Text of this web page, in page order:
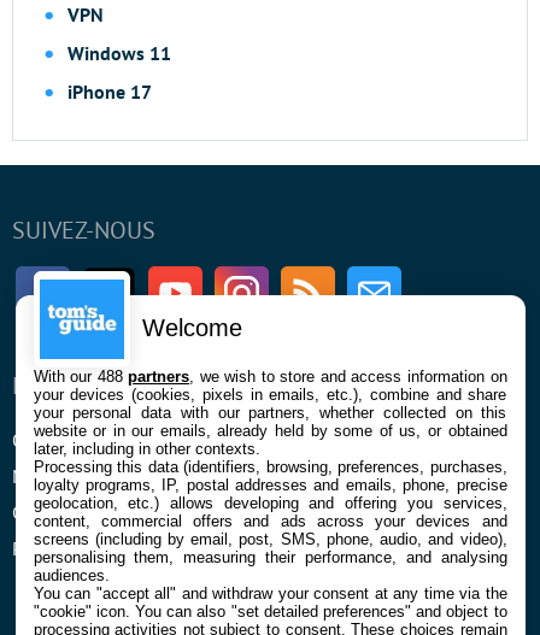
VPN
Windows 11
iPhone 17
SUIVEZ-NOUS
FacebookTwitter Youtube InstagramRSS Newsletter
ENTREPRISE
Qui sommes nous
Mentions légales et CGU
Confidentialité et Cookies
Préférences cookies
À PROPOS
La rédaction
Contact
Welcome
With our 488partners , we wish to store and access information on
your devices (cookies, pixels in emails, etc.), combine and share
your personal data with our partners, whether collected on this
website or in our emails, already held by some of us, or obtained
later, including in other contexts.
Processing this data (identifiers, browsing, preferences, purchases,
loyalty programs, IP, postal addresses and emails, phone, precise
geolocation, etc.) allows developing and offering you services,
content, commercial offers and ads across your devices and
screens (including by email, post, SMS, phone, audio, and video),
personalising them, measuring their performance, and analysing
audiences.
You can "accept all" and withdraw your consent at any time via the
"cookie" icon. You can also "set detailed preferences" and object to
processing activities not subject to consent. These choices remain